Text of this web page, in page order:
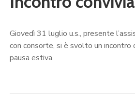
Giovedì 31 luglio u.s., presente
con consorte, si è svolto un incontro
pausa estiva.